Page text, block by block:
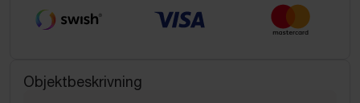
Objektbeskrivning